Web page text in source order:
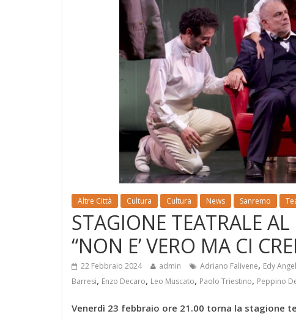
Altre Città Cultura Cultura News Sanremo
STAGIONE TEATRALE
“NON E’ VERO MA CI
22 Febbraio 2024 admin Adriano Falivene, Edy
Barresi, Enzo Decaro, Leo Muscato, Paolo Triestino, Peppino
Venerdì 23 febbraio ore 21.00 torna la stagione